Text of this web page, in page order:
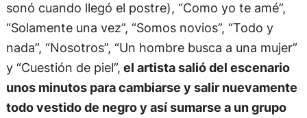
sonó cuando llegó el postre), “Como yo te amé”,
“Solamente una vez”, “Somos novios”, “Todo y
nada”, “Nosotros”, “Un hombre busca a una mujer”
y “Cuestión de piel”, el artista salió del escenario
unos minutos para cambiarse y salir nuevamente
todo vestido de negro y así sumarse a un grupo